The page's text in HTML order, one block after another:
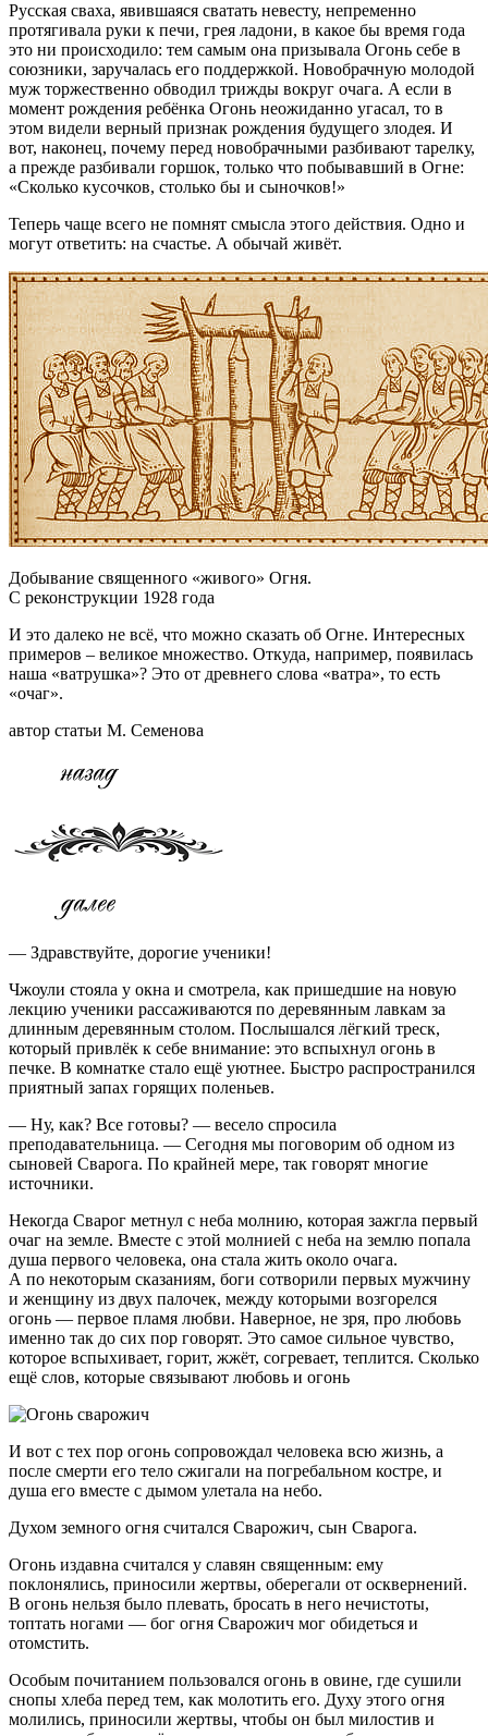
Русская сваха, явившаяся сватать невесту, непременно
протягивала руки к печи, грея ладони, в какое бы время года
это ни происходило: тем самым она призывала Огонь себе в
союзники, заручалась его поддержкой. Новобрачную молодой
муж торжественно обводил трижды вокруг очага. А если в
момент рождения ребёнка Огонь неожиданно угасал, то в
этом видели верный признак рождения будущего злодея. И
вот, наконец, почему перед новобрачными разбивают тарелку,
а прежде разбивали горшок, только что побывавший в Огне:
«Сколько кусочков, столько бы и сыночков!»
Теперь чаще всего не помнят смысла этого действия. Одно и
могут ответить: на счастье. А обычай живёт.
Добывание священного «живого» Огня.
С реконструкции 1928 года
И это далеко не всё, что можно сказать об Огне. Интересных
примеров – великое множество. Откуда, например, появилась
наша «ватрушка»? Это от древнего слова «ватра», то есть
«очаг».
автор статьи М. Семенова
— Здравствуйте, дорогие ученики!
Чжоули стояла у окна и смотрела, как пришедшие на новую
лекцию ученики рассаживаются по деревянным лавкам за
длинным деревянным столом. Послышался лёгкий треск,
который привлёк к себе внимание: это вспыхнул огонь в
печке. В комнатке стало ещё уютнее. Быстро распространился
приятный запах горящих поленьев.
— Ну, как? Все готовы? — весело спросила
преподавательница. — Сегодня мы поговорим об одном из
сыновей Сварога. По крайней мере, так говорят многие
источники.
Некогда Сварог метнул с неба молнию, которая зажгла первый
очаг на земле. Вместе с этой молнией с неба на землю попала
душа первого человека, она стала жить около очага.
А по некоторым сказаниям, боги сотворили первых мужчину
и женщину из двух палочек, между которыми возгорелся
огонь — первое пламя любви. Наверное, не зря, про любовь
именно так до сих пор говорят. Это самое сильное чувство,
которое вспыхивает, горит, жжёт, согревает, теплится. Сколько
ещё слов, которые связывают любовь и огонь
И вот с тех пор огонь сопровождал человека всю жизнь, а
после смерти его тело сжигали на погребальном костре, и
душа его вместе с дымом улетала на небо.
Духом земного огня считался Сварожич, сын Сварога.
Огонь издавна считался у славян священным: ему
поклонялись, приносили жертвы, оберегали от осквернений.
В огонь нельзя было плевать, бросать в него нечистоты,
топтать ногами — бог огня Сварожич мог обидеться и
отомстить.
Особым почитанием пользовался огонь в овине, где сушили
снопы хлеба перед тем, как молотить его. Духу этого огня
молились, приносили жертвы, чтобы он был милостив и